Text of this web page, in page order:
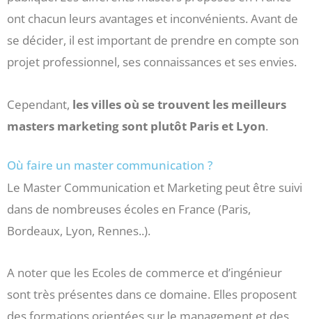
ont chacun leurs avantages et inconvénients. Avant de
se décider, il est important de prendre en compte son
projet professionnel, ses connaissances et ses envies.
Cependant, les villes où se trouvent les meilleurs
masters marketing sont plutôt Paris et Lyon.
Où faire un master communication ?
Le Master Communication et Marketing peut être suivi
dans de nombreuses écoles en France (Paris,
Bordeaux, Lyon, Rennes..).
A noter que les Ecoles de commerce et d’ingénieur
sont très présentes dans ce domaine. Elles proposent